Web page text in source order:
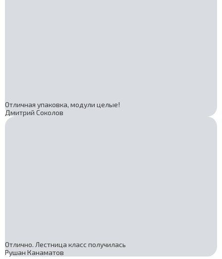
Отличная упаковка, модули целые!
Дмитрий Соколов
Отлично. Лестница класс получилась
Рушан Канаматов